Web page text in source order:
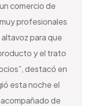
comercio de
profesionales
para que
y el trato
destacó en
esta noche el
de